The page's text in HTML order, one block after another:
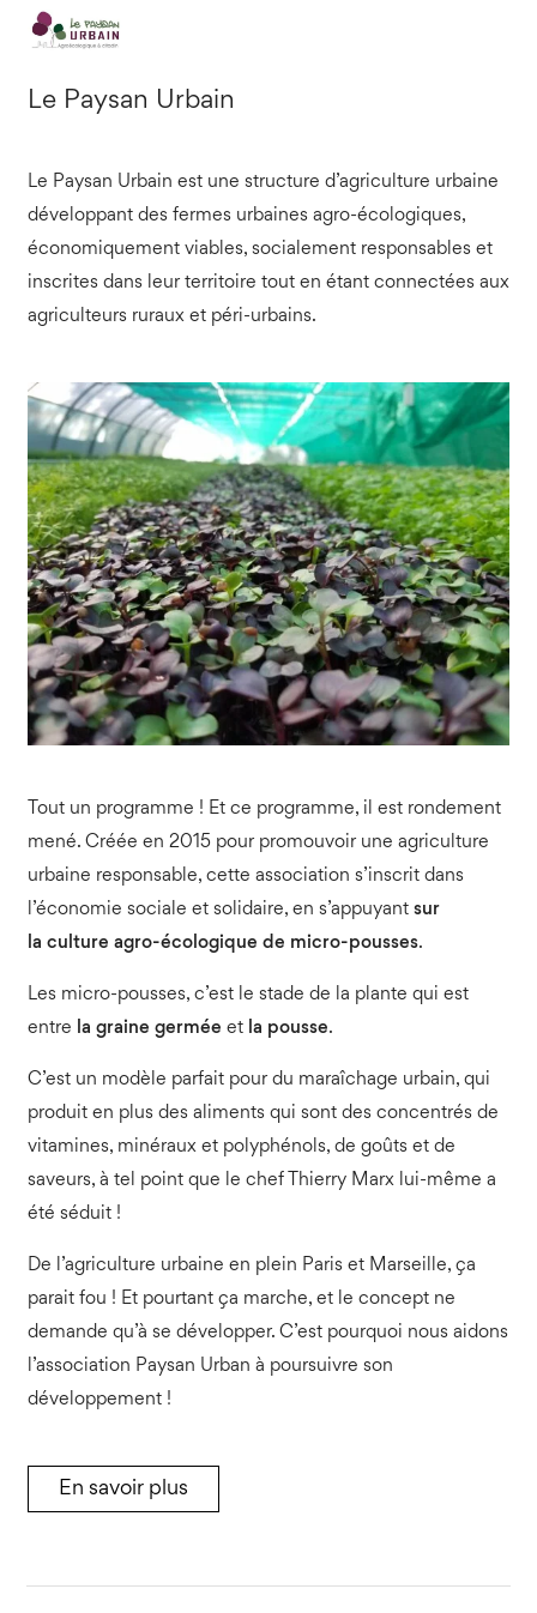
Le Paysan Urbain
Le Paysan Urbain est une structure d’agriculture urbaine
développant des fermes urbaines agro-écologiques,
économiquement viables, socialement responsables et
inscrites dans leur territoire tout en étant connectées aux
agriculteurs ruraux et péri-urbains.
Tout un programme ! Et ce programme, il est rondement
mené. Créée en 2015 pour promouvoir une agriculture
urbaine responsable, cette association s’inscrit dans
l’économie sociale et solidaire, en s’appuyant sur
la culture agro-écologique de micro-pousses.
Les micro-pousses, c’est le stade de la plante qui est
entre la graine germée et la pousse.
C’est un modèle parfait pour du maraîchage urbain, qui
produit en plus des aliments qui sont des concentrés de
vitamines, minéraux et polyphénols, de goûts et de
saveurs, à tel point que le chef
Thierry Marx lui-même a
été séduit!
De l’agriculture urbaine en plein Paris et Marseille, ça
parait fou ! Et pourtant ça marche, et le concept ne
demande qu’à se développer. C’est pourquoi nous aidons
l’association Paysan Urban à poursuivre son
développement !
En savoir plus